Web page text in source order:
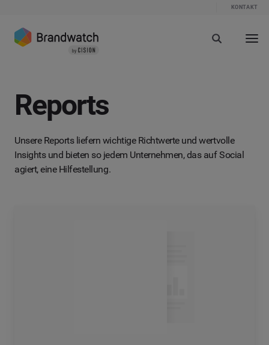
KONTAKT
Reports
Unsere Reports liefern wichtige Richtwerte und wertvolle
Insights und bieten so jedem Unternehmen, das auf Social
agiert, eine Hilfestellung.